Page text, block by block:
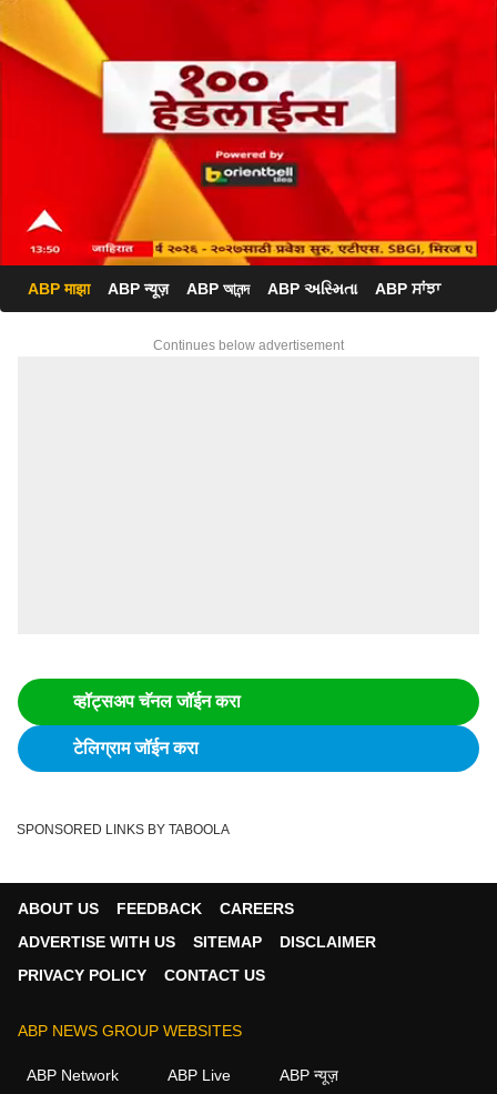
ABP माझा ABP न्यूज़ ABP আনন্দ ABP અસ્મિતા ABP ਸਾਂਝਾ
Continues below advertisement
व्हॉट्सअप चॅनल जॉईन करा
टेलिग्राम जॉईन करा
SPONSORED LINKS BY TABOOLA
ABOUT US FEEDBACK
CAREERS
ADVERTISE WITH US
SITEMAP
DISCLAIMER
PRIVACY POLICY
CONTACT US
ABP NEWS GROUP WEBSITES
ABP Network ABP Live ABP न्यूज़